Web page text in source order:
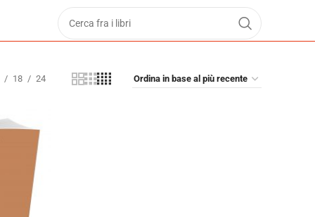
18 24